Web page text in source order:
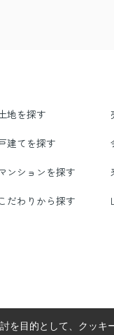
地を探す
建てを探す
ンションを探す
こだわりから探す
を目的として、クッキ